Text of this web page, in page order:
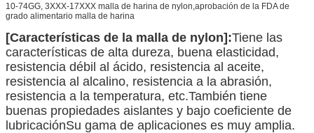
10-74GG, 3XXX-17XXX malla de harina de nylon,aprobación de la FDA de
grado alimentario malla de harina
[Características de la malla de nylon]:Tiene las
características de alta dureza, buena elasticidad,
resistencia débil al ácido, resistencia al aceite,
resistencia al alcalino, resistencia a la abrasión,
resistencia a la temperatura, etc.También tiene
buenas propiedades aislantes y bajo coeficiente de
lubricaciónSu gama de aplicaciones es muy amplia.